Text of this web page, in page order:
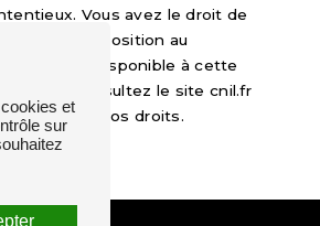
Vous avez le droit de
la liste d'opposition au
disponible à cette
. Consultez le site cnil.fr
sur vos droits.
et
sur